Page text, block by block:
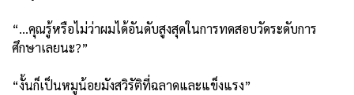
“…คุณรู้หรือไม่ว่าผมได้อันดับสูงสุดในการทดสอบวัดระดับการ
ศึกษาเลยนะ?”
“งั้นก็เป็นหมูน้อยมังสวิรัติที่ฉลาดและแข็งแรง”